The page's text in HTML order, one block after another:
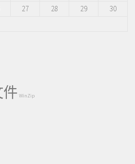
27 28 29
30
件 WinZip